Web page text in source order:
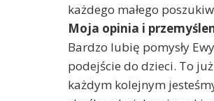
każdego małego
Moja opinia i
Bardzo lubię pomysły
podejście do dzieci. To
każdym kolejnym